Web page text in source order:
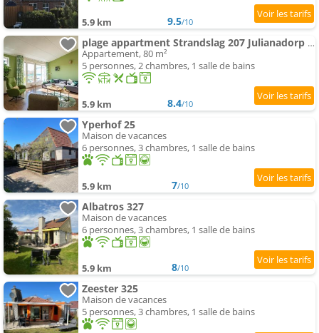
5.9 km 9.5/10
plage appartment Strandslag 207 Julianadorp aan Zee
Appartement, 80 m²
5 personnes, 2 chambres, 1 salle de bains
5.9 km 8.4/10
Yperhof 25
Maison de vacances
6 personnes, 3 chambres, 1 salle de bains
5.9 km 7/10
Albatros 327
Maison de vacances
6 personnes, 3 chambres, 1 salle de bains
5.9 km 8/10
Zeester 325
Maison de vacances
5 personnes, 3 chambres, 1 salle de bains